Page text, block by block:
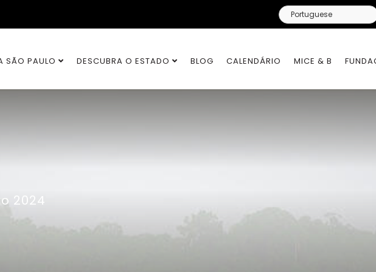
SÃO PAULO DESCUBRA O ESTADO BLOG CALENDÁRIO MICE & B
2024